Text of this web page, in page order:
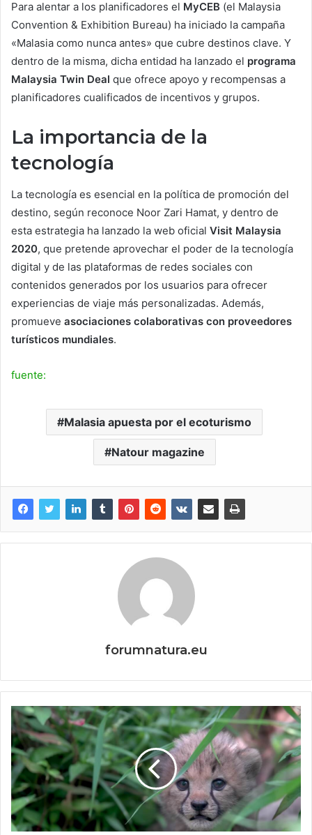
Para alentar a los planificadores el MyCEB (el Malaysia
Convention & Exhibition Bureau) ha iniciado la campaña
«Malasia como nunca antes» que cubre destinos clave. Y
dentro de la misma, dicha entidad ha lanzado el programa
Malaysia Twin Deal que ofrece apoyo y recompensas a
planificadores cualificados de incentivos y grupos.
La importancia de la
tecnología
La tecnología es esencial en la política de promoción del
destino, según reconoce Noor Zari Hamat, y dentro de
esta estrategia ha lanzado la web oficial Visit Malaysia
2020, que pretende aprovechar el poder de la tecnología
digital y de las plataformas de redes sociales con
contenidos generados por los usuarios para ofrecer
experiencias de viaje más personalizadas. Además,
promueve asociaciones colaborativas con proveedores
turísticos mundiales.
fuente:
Malasia apuesta por el ecoturismo
Natour magazine
forumnatura.eu